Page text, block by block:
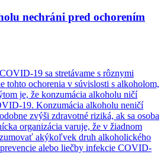
nechráni pred ochorením
19 sa stretávame s rôznymi
tohto ochorenia v súvislosti s alkoholom,
je, že konzumácia alkoholu ničí
19. Konzumácia alkoholu neničí
zvýši zdravotné riziká, ak sa osoba
organizácia varuje, že v žiadnom
akýkoľvek druh alkoholického
alebo liečby infekcie COVID-